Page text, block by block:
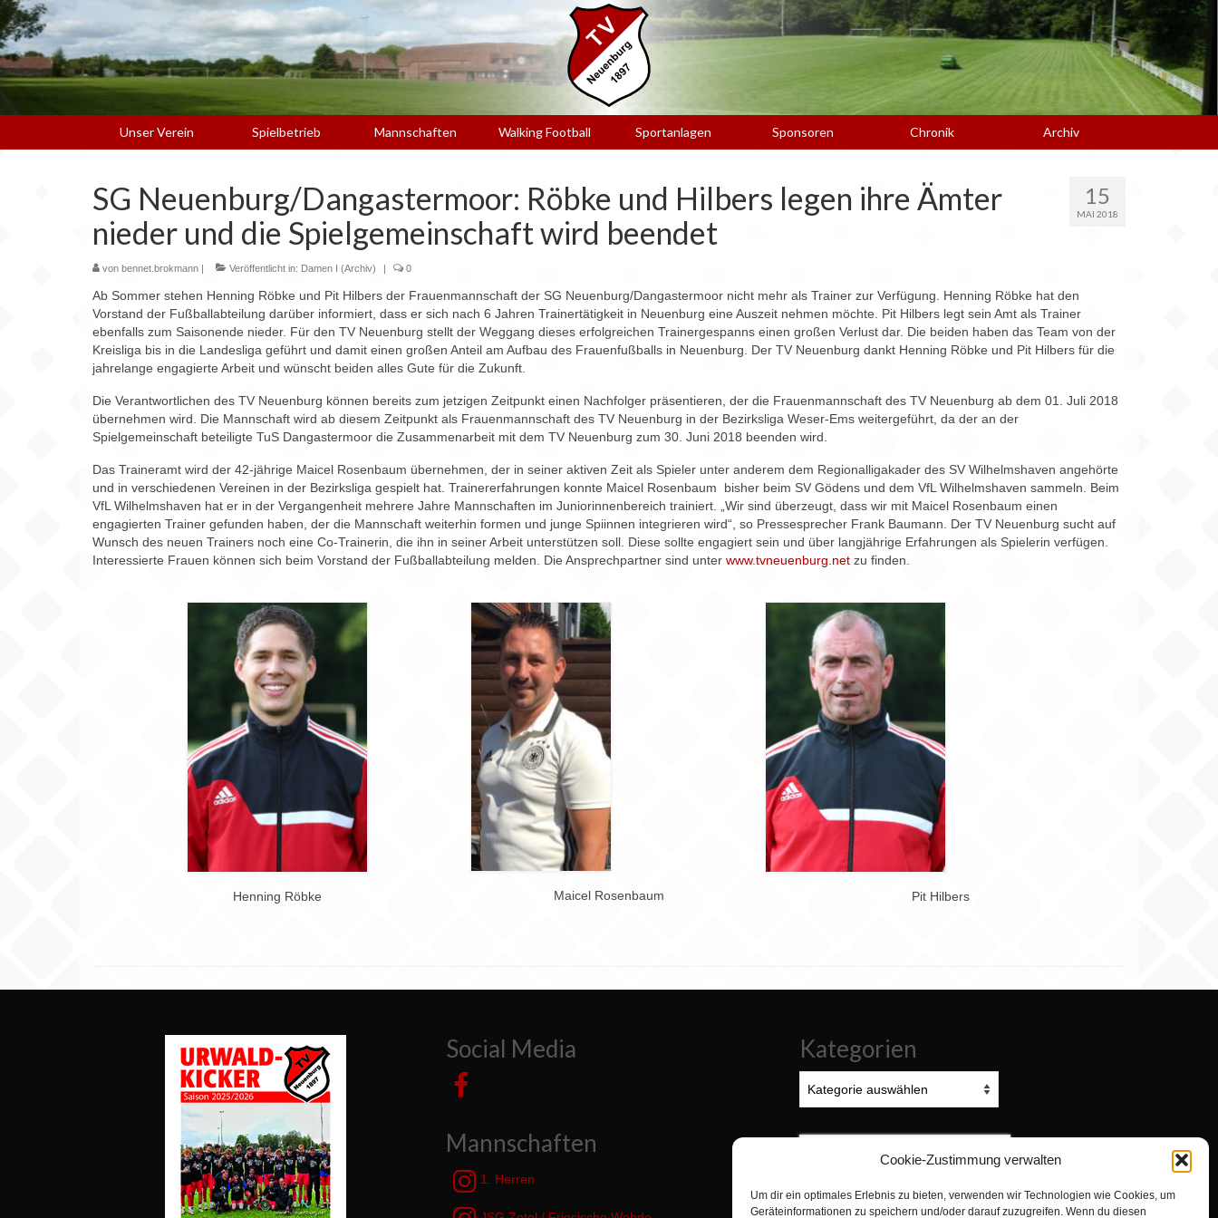
Cookie-Zustimmung verwalten
Um dir ein optimales Erlebnis zu bieten, verwenden wir Technologien wie Cookies, um
Geräteinformationen zu speichern und/oder darauf zuzugreifen. Wenn du diesen
Unser Verein Spielbetrieb Mannschaften Walking Football Sportanlagen Sponsoren Chronik Archiv
15
MAI 2018
SG Neuenburg/Dangastermoor: Röbke und Hilbers legen ihre Ämter
nieder und die Spielgemeinschaft wird beendet
von bennet.brokmann | Veröffentlicht in: Damen I (Archiv) | 0
Ab Sommer stehen Henning Röbke und Pit Hilbers der Frauenmannschaft der SG Neuenburg/Dangastermoor nicht mehr als Trainer zur Verfügung. Henning Röbke hat den
Vorstand der Fußballabteilung darüber informiert, dass er sich nach 6 Jahren Trainertätigkeit in Neuenburg eine Auszeit nehmen möchte. Pit Hilbers legt sein Amt als Trainer
ebenfalls zum Saisonende nieder. Für den TV Neuenburg stellt der Weggang dieses erfolgreichen Trainergespanns einen großen Verlust dar. Die beiden haben das Team von der
Kreisliga bis in die Landesliga geführt und damit einen großen Anteil am Aufbau des Frauenfußballs in Neuenburg. Der TV Neuenburg dankt Henning Röbke und Pit Hilbers für die
jahrelange engagierte Arbeit und wünscht beiden alles Gute für die Zukunft.
Die Verantwortlichen des TV Neuenburg können bereits zum jetzigen Zeitpunkt einen Nachfolger präsentieren, der die Frauenmannschaft des TV Neuenburg ab dem 01. Juli 2018
übernehmen wird. Die Mannschaft wird ab diesem Zeitpunkt als Frauenmannschaft des TV Neuenburg in der Bezirksliga Weser-Ems weitergeführt, da der an der
Spielgemeinschaft beteiligte TuS Dangastermoor die Zusammenarbeit mit dem TV Neuenburg zum 30. Juni 2018 beenden wird.
Das Traineramt wird der 42-jährige Maicel Rosenbaum übernehmen, der in seiner aktiven Zeit als Spieler unter anderem dem Regionalligakader des SV Wilhelmshaven angehörte
und in verschiedenen Vereinen in der Bezirksliga gespielt hat. Trainererfahrungen konnte Maicel Rosenbaum bisher beim SV Gödens und dem VfL Wilhelmshaven sammeln. Beim
VfL Wilhelmshaven hat er in der Vergangenheit mehrere Jahre Mannschaften im Juniorinnenbereich trainiert. „Wir sind überzeugt, dass wir mit Maicel Rosenbaum einen
engagierten Trainer gefunden haben, der die Mannschaft weiterhin formen und junge Spiinnen integrieren wird“, so Pressesprecher Frank Baumann. Der TV Neuenburg sucht auf
Wunsch des neuen Trainers noch eine Co-Trainerin, die ihn in seiner Arbeit unterstützen soll. Diese sollte engagiert sein und über langjährige Erfahrungen als Spielerin verfügen.
Interessierte Frauen können sich beim Vorstand der Fußballabteilung melden. Die Ansprechpartner sind unter www.tvneuenburg.net zu finden.
Henning Röbke Maicel Rosenbaum Pit Hilbers
Social Media
Mannschaften
1. Herren
Kategorien
Zur Turnabteilung TVN wechseln